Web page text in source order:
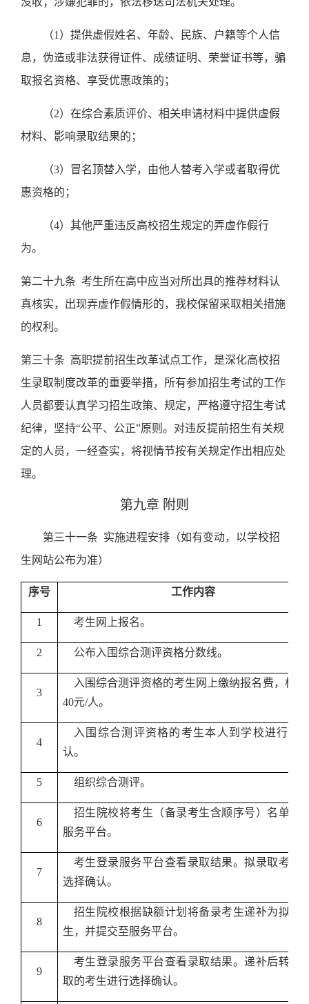
（1 ）提供虚假姓名、年龄、民族、户籍等个人信
息，伪造或非法获得证件、成绩证明、荣誉证书等，骗
取报名资格、享受优惠政策的；
（2）在综合素质评价、相关申请材料中提供虚假
材料、影响录取结果的；
（3）冒名顶替入学，由他人替考入学或者取得优
惠资格的；
（4）其他严重违反高校招生规定的弄虚作假行
为。
第二十九条 考生所在高中应当对所出具的推荐材料认
真核实，出现弄虚作假情形的，我校保留采取相关措施
的权利。
第三十条 高职提前招生改革试点工作，是深化高校招
生录取制度改革的重要举措，所有参加招生考试的工作
人员都要认真学习招生政策、规定，严格遵守招生考试
纪律，坚持“公平、公正”原则。对违反提前招生有关规
定的人员，一经查实，将视情节按有关规定作出相应处
理。
第九章 附则
第三十一条 实施进程安排（如有变动，以学校招
生网站公布为准）
序号 工作内容
1 考生网上报名。
2 公布入围综合测评资格分数线。
3
入围综合测评资格的考生网上缴纳报名费， 标准
40元/人。
4
入围综合测评资格的考生本人到学校进行现
认。
5 组织综合测评。
6
招生院校将考生（备录考生含顺序号）名单提
服务平台。
7
考生登录服务平台查看录取结果。拟录取考生
选择确认。
8
招生院校根据缺额计划将备录考生递补为拟录
生，并提交至服务平台。
9
考生登录服务平台查看录取结果。递补后转为
取的考生进行选择确认。